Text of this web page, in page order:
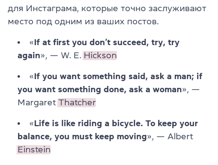
для Инстаграма, которые точно заслуживают
место под одним из ваших постов.
«If at first you don’t succeed, try, try
again», — W. E. Hickson
«If you want something said, ask a man; if
you want something done, ask a woman», —
Margaret Thatcher
«Life is like riding a bicycle. To keep your
balance, you must keep moving», — Albert
Einstein